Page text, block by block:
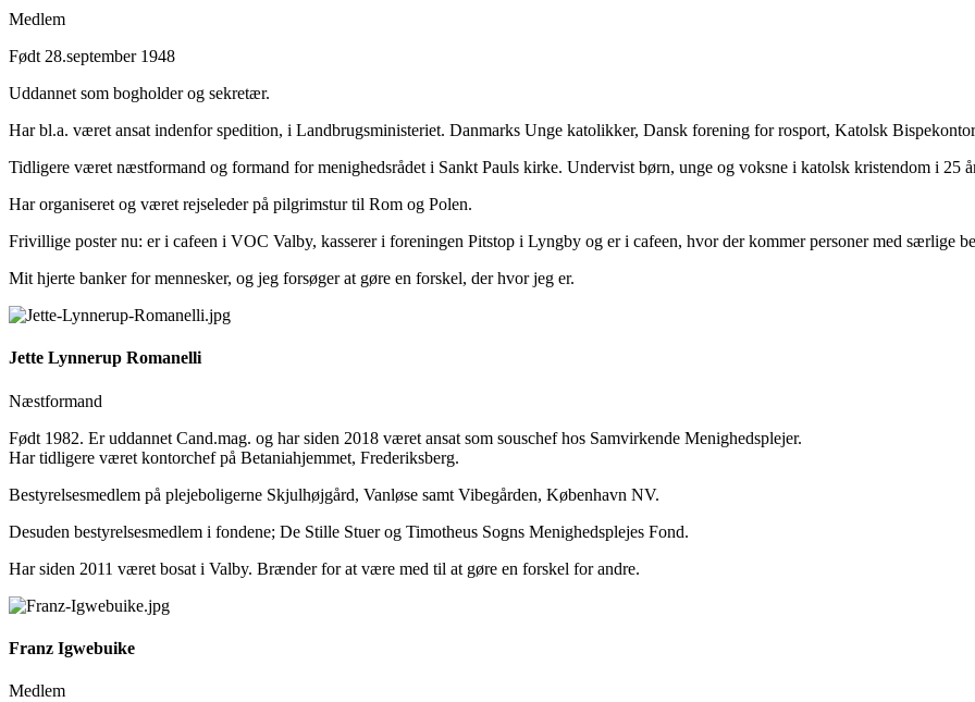
Medlem
Født 28.september 1948
Uddannet som bogholder og sekretær.
Har bl.a. været ansat indenfor spedition, i Landbrugsministeriet. Danmarks Unge katolikker, Dansk forening for rosport, Katolsk
Tidligere været næstformand og formand for menighedsrådet i Sankt Pauls kirke. Undervist børn, unge og voksne i katolsk kristendom i 25
Har organiseret og været rejseleder på pilgrimstur til Rom og Polen.
Frivillige poster nu: er i cafeen i VOC Valby, kasserer i foreningen Pitstop i Lyngby og er i cafeen, hvor der kommer personer med særlige
Mit hjerte banker for mennesker, og jeg forsøger at gøre en forskel, der hvor jeg er.
Jette Lynnerup Romanelli
Næstformand
Født 1982. Er uddannet Cand.mag. og har siden 2018 været ansat som souschef hos Samvirkende Menighedsplejer.
Har tidligere været kontorchef på Betaniahjemmet, Frederiksberg.
Bestyrelsesmedlem på plejeboligerne Skjulhøjgård, Vanløse samt Vibegården, København NV.
Desuden bestyrelsesmedlem i fondene; De Stille Stuer og Timotheus Sogns Menighedsplejes Fond.
Har siden 2011 været bosat i Valby. Brænder for at være med til at gøre en forskel for andre.
Franz Igwebuike
Medlem